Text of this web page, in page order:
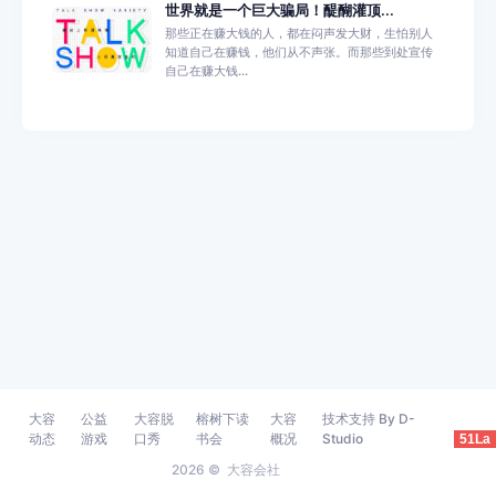
世界就是一个巨大骗局！醍醐灌顶...
那些正在赚大钱的人，都在闷声发大财，生怕别人
知道自己在赚钱，他们从不声张。而那些到处宣传
自己在赚大钱...
2026 © 大容会社
大容
动态
公益
游戏
大容脱
口秀
榕树下读
书会
大容
概况
技术支持 By D-
Studio
51La